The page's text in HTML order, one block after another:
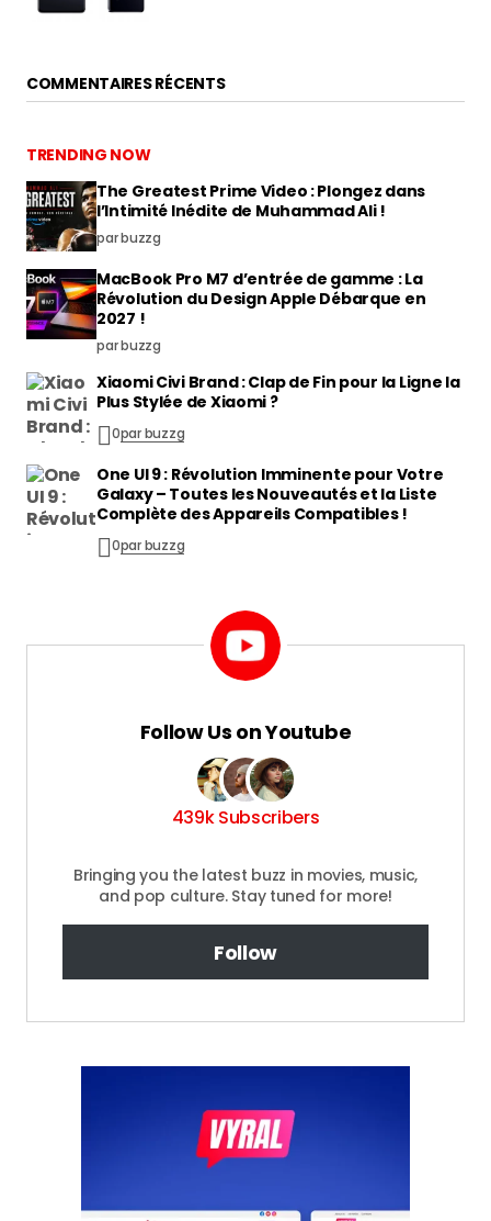
COMMENTAIRES RÉCENTS
TRENDING NOW
The Greatest Prime Video : Plongez dans
l’Intimité Inédite de Muhammad Ali !
par buzzg
MacBook Pro M7 d’entrée de gamme : La
Révolution du Design Apple Débarque en
2027 !
par buzzg
Xiaomi Civi Brand : Clap de Fin pour la Ligne la
Plus Stylée de Xiaomi ?
0par buzzg
One UI 9 : Révolution Imminente pour Votre
Galaxy – Toutes les Nouveautés et la Liste
Complète des Appareils Compatibles !
0par buzzg
Follow Us on Youtube
439k Subscribers
Bringing you the latest buzz in movies, music,
and pop culture. Stay tuned for more!
Follow